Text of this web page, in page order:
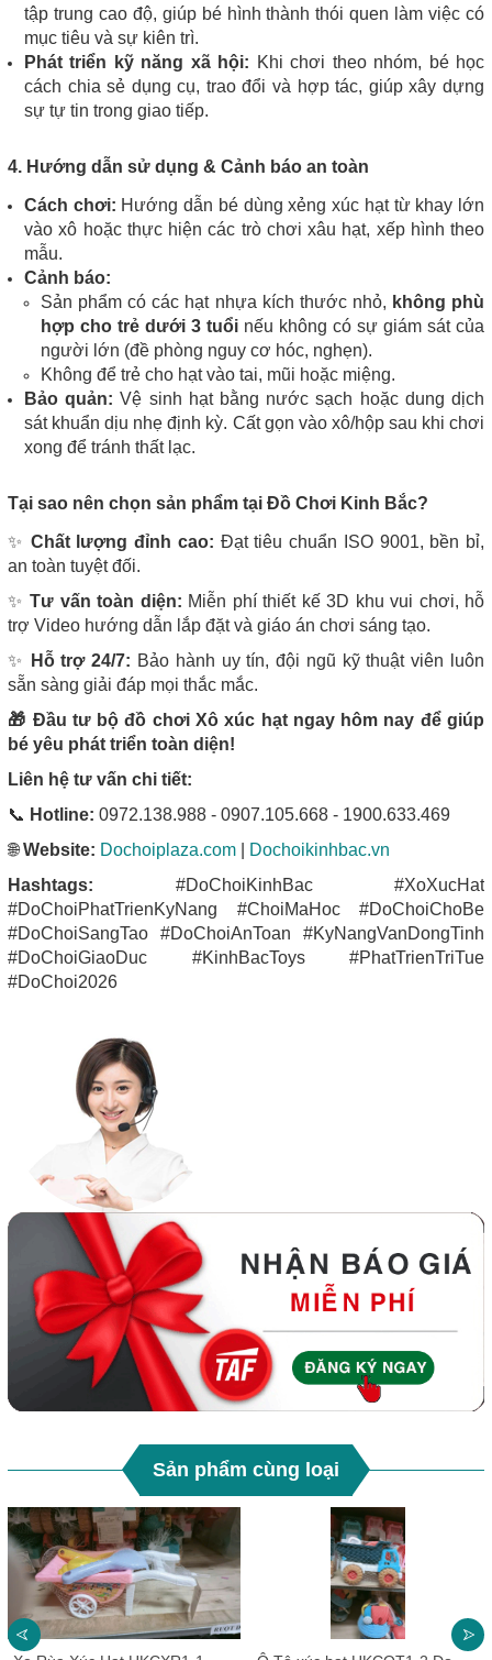
tập trung cao độ, giúp bé hình thành thói quen làm việc có
mục tiêu và sự kiên trì.
Phát triển kỹ năng xã hội: Khi chơi theo nhóm, bé học
cách chia sẻ dụng cụ, trao đổi và hợp tác, giúp xây dựng
sự tự tin trong giao tiếp.
4. Hướng dẫn sử dụng & Cảnh báo an toàn
Cách chơi: Hướng dẫn bé dùng xẻng xúc hạt từ khay lớn
vào xô hoặc thực hiện các trò chơi xâu hạt, xếp hình theo
mẫu.
Cảnh báo:
Sản phẩm có các hạt nhựa kích thước nhỏ, không phù
hợp cho trẻ dưới 3 tuổi nếu không có sự giám sát của
người lớn (đề phòng nguy cơ hóc, nghẹn).
Không để trẻ cho hạt vào tai, mũi hoặc miệng.
Bảo quản: Vệ sinh hạt bằng nước sạch hoặc dung dịch
sát khuẩn dịu nhẹ định kỳ. Cất gọn vào xô/hộp sau khi chơi
xong để tránh thất lạc.
Tại sao nên chọn sản phẩm tại Đồ Chơi Kinh Bắc?
✨ Chất lượng đỉnh cao: Đạt tiêu chuẩn ISO 9001, bền bỉ,
an toàn tuyệt đối.
✨ Tư vấn toàn diện: Miễn phí thiết kế 3D khu vui chơi, hỗ
trợ Video hướng dẫn lắp đặt và giáo án chơi sáng tạo.
✨
Hỗ trợ 24/7: Bảo hành uy tín, đội ngũ kỹ thuật viên luôn
sẵn sàng giải đáp mọi thắc mắc.
🎁 Đầu tư bộ đồ chơi Xô xúc hạt ngay hôm nay để giúp
bé yêu phát triển toàn diện!
Liên hệ tư vấn chi tiết:
📞 Hotline: 0972.138.988 - 0907.105.668 - 1900.633.469
🌐Website: Dochoiplaza.com
Dochoikinhbac.vn
Hashtags: #DoChoiKinhBac #XoXucHat
#DoChoiPhatTrienKyNang #ChoiMaHoc #DoChoiChoBe
#DoChoiSangTao #DoChoiAnToan #KyNangVanDongTinh
#DoChoiGiaoDuc #KinhBacToys #PhatTrienTriTue
#DoChoi2026
Sản phẩm cùng loại